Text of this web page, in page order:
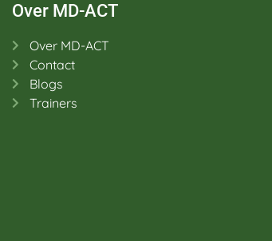
Over MD-ACT
Over MD-ACT
Contact
Blogs
Trainers